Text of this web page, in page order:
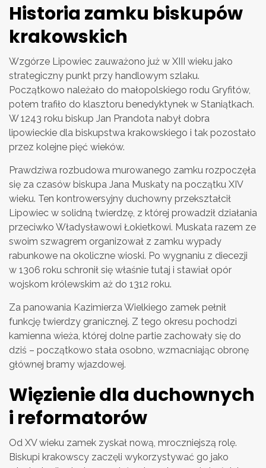
Historia zamku biskupów
krakowskich
Wzgórze Lipowiec zauważono już w XIII wieku jako
strategiczny punkt przy handlowym szlaku.
Początkowo należało do małopolskiego rodu Gryfitów,
potem trafiło do klasztoru benedyktynek w Staniątkach.
W 1243 roku biskup Jan Prandota nabył dobra
lipowieckie dla biskupstwa krakowskiego i tak pozostało
przez kolejne pięć wieków.
Prawdziwa rozbudowa murowanego zamku rozpoczęła
się za czasów biskupa Jana Muskaty na początku XIV
wieku. Ten kontrowersyjny duchowny przekształcił
Lipowiec w solidną twierdzę, z której prowadził działania
przeciwko Władysławowi Łokietkowi. Muskata razem ze
swoim szwagrem organizował z zamku wypady
rabunkowe na okoliczne wioski. Po wygnaniu z diecezji
w 1306 roku schronił się właśnie tutaj i stawiał opór
wojskom królewskim aż do 1312 roku.
Za panowania Kazimierza Wielkiego zamek pełnił
funkcję twierdzy granicznej. Z tego okresu pochodzi
kamienna wieża, której dolne partie zachowały się do
dziś – początkowo stała osobno, wzmacniając obronę
głównej bramy wjazdowej.
Więzienie dla duchownych
i reformatorów
Od XV wieku zamek zyskał nową, mroczniejszą rolę.
Biskupi krakowscy zaczęli wykorzystywać go jako